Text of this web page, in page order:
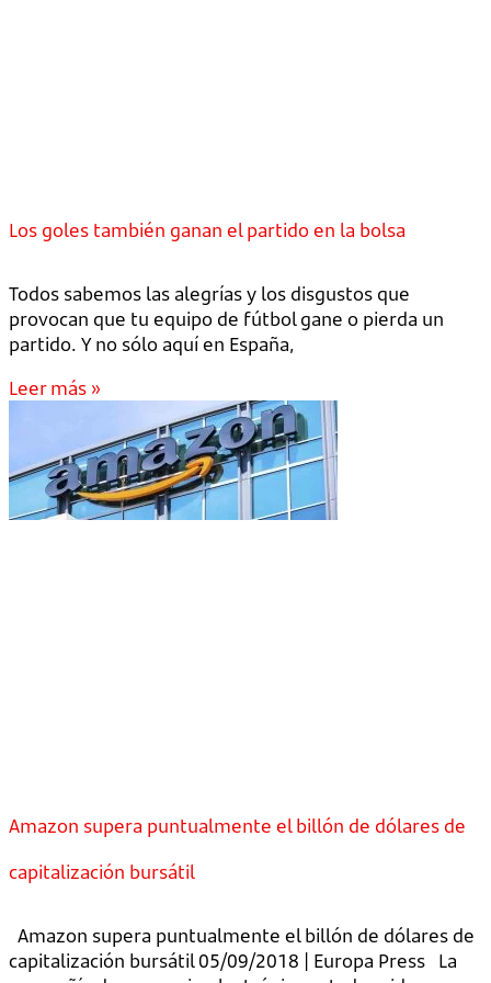
Los goles también ganan el partido en la bolsa
Todos sabemos las alegrías y los disgustos que
provocan que tu equipo de fútbol gane o pierda un
partido. Y no sólo aquí en España,
Leer más »
Amazon supera puntualmente el billón de dólares de
capitalización bursátil
Amazon supera puntualmente el billón de dólares de
capitalización bursátil 05/09/2018 | Europa Press La